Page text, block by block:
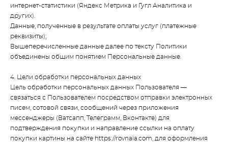
интернет-статистики (Яндекс Метрика и Гугл Аналитика и
других).
Данные, полученные в результате оплаты услуг (платежные
реквизиты);
Вышеперечисленные данные далее по тексту Политики
объединены общим понятием Персональные данные.
4. Цели обработки персональных данных
Цель обработки персональных данных Пользователя —
связаться с Пользователем посредством отправки электронных
писем, сотовой связи, сообщений через приложения
мессенджеры (Ватсапп, Телеграмм, Вконтакте) для
подтверждения покупки и направление ссылки на оплату
покупки картины на сайте https://rovnaia.com, для оформления